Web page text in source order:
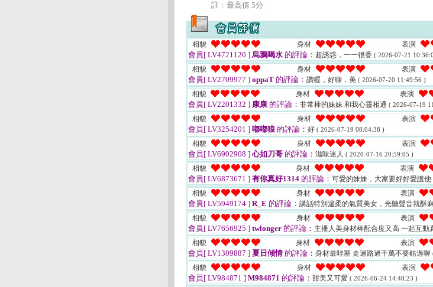
註﹕最高值 5分
相貌 身材 表演
會員[ LV4721120 ] 烏鴉喝水 的評論： 超誘惑，一一很香 ( 2026-07-21
相貌 身材 表演
會員[ LV2709977 ] oppaT 的評論： 讚喔，好聊，美 ( 2026-07-20 11:49:56 )
相貌 身材 表演
會員[ LV2201332 ] 康康 的評論： 非常棒的妹妹 和我心靈相通 ( 2026-07-19
相貌 身材 表演
會員[ LV3254201 ] 嘟嘟狼 的評論： 好 ( 2026-07-19 08:04:38 )
相貌 身材 表演
會員[ LV6902908 ]心如刀哥 的評論： 滋味迷人 ( 2026-07-16 20:59:05 )
相貌 身材 表演
會員[ LV6873671 ] 有你真好1314 的評論： 可愛的妹妹，大家要好好愛護他
相貌 身材 表演
會員[ LV5949174 ] R_E 的評論： 講話特別溫柔的氣質美女，光聽聲音就酥
相貌 身材 表演
會員[ LV7656925 ] twlonger 的評論： 主播人美身材棒配合度又高 一起互動
相貌 身材 表演
會員[ LV1309887 ] 夏日傾情 的評論： 身材最哇塞 走過路過千萬不要錯過喔
相貌 身材 表演
會員[ LV984871 ] M984871 的評論： 甜美又可愛 ( 2026-06-24 14:48:23 )